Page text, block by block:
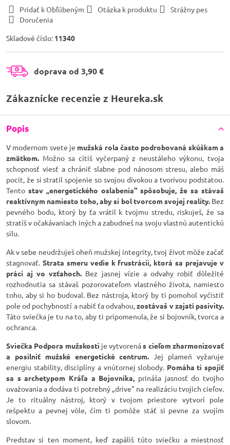
Pridať k Obľúbeným Otázka k produktu
Strážny pes
Doručenia
Skladové číslo: 11340
doprava od 3,90 €
Zákaznícke recenzie z Heureka.sk
Popis
V modernom svete je mužská rola často podrobovaná skúškam a
zmätkom. Možno sa cítiš vyčerpaný z neustáleho výkonu, tvoja
schopnosť viesť a chrániť slabne pod nánosom stresu, alebo máš
pocit, že si stratil spojenie so svojou divokou a tvorivou podstatou.
Tento stav „energetického oslabenia" spôsobuje, že sa stávaš
reaktívnym namiesto toho, aby si bol tvorcom svojej reality.Bez
pevného bodu, ktorý by ťa vrátil k tvojmu stredu, riskuješ, že sa
stratíš v očakávaniach iných a zabudneš na svoju vlastnú autentickú
silu.
Ak v sebe neudržuješ oheň mužskej integrity, tvoj život môže začať
stagnovať. Strata smeru vedie k frustrácii, ktorá sa prejavuje v
práci aj vo vzťahoch. Bez jasnej vízie a odvahy robiť dôležité
rozhodnutia sa stávaš pozorovateľom vlastného života, namiesto
toho, aby si ho budoval. Bez nástroja, ktorý by ti pomohol vyčistiť
pole od pochybností a nabiť ťa odvahou,zostávaš v zajatí pasivity.
Táto sviečka je tu na to, aby ti pripomenula, že si bojovník, tvorca a
ochranca.
Sviečka Podpora mužskosti je vytvorenás cieľom zharmonizovať
a posilniť mužské energetické centrum. Jej plameň vyžaruje
energiu stability, disciplíny a vnútornej slobody. Pomáha ti spojiť
sa s archetypom Kráľa a Bojovníka, prináša jasnosť do tvojho
uvažovania a dodáva ti potrebný „drive" na realizáciu tvojich cieľov.
Je to rituálny nástroj, ktorý v tvojom priestore vytvorí pole
rešpektu a pevnej vôle, čím ti pomôže stáť si pevne za svojím
slovom.
Predstav si ten moment, keď zapáliš túto sviečku a miestnosť